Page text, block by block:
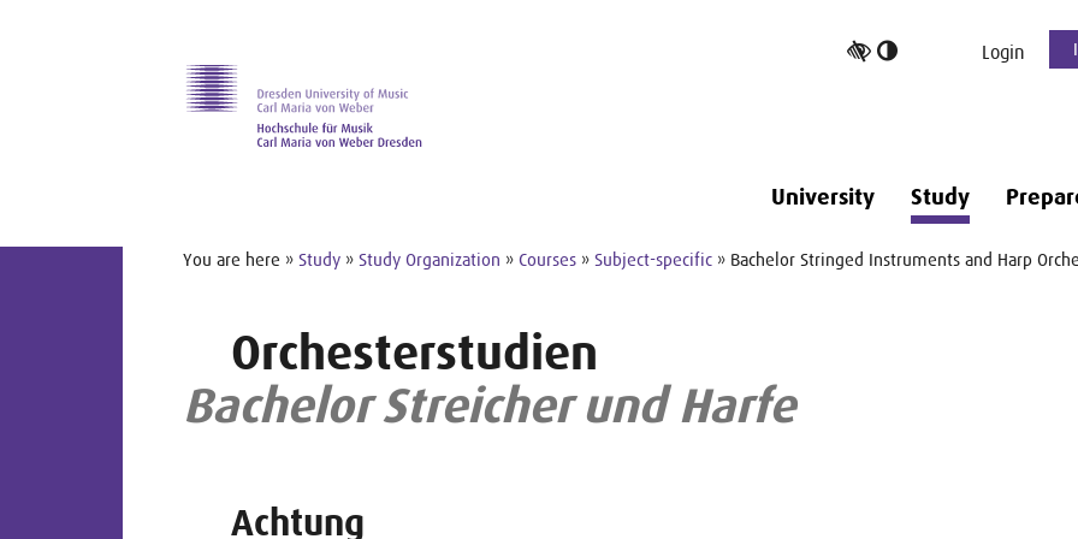
Login
University Study
You are here » Study » Study Organization » Courses » Subject-specific » Bachelor Stringed Instruments and Harp
Orchesterstudien
Bachelor Streicher und Harfe
Achtung